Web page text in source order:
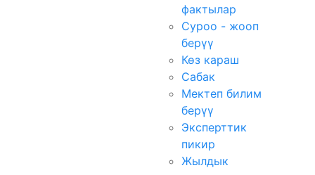
фактылар
Суроо - жооп
берүү
Көз караш
Сабак
Мектеп билим
берүү
Эксперттик
пикир
Жылдык